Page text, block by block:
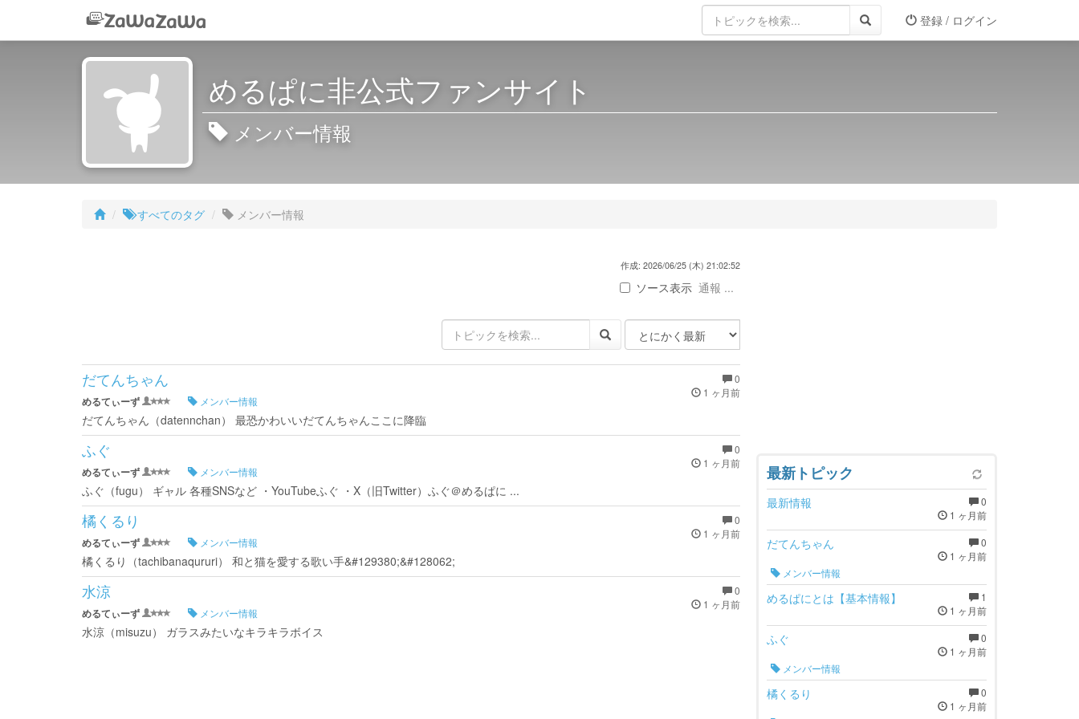
登録 / ログイン
めるぱに非公式ファンサイト
メンバー情報
すべてのタグ メンバー情報
作成: 2026/06/25 (木) 21:02:52
ソース表示 通報 ...
0
1 ヶ月前
だてんちゃん
めるてぃーず メンバー情報
だてんちゃん（datennchan） 最恐かわいいだてんちゃんここに降臨
0
1 ヶ月前
ふぐ
めるてぃーず メンバー情報
ふぐ（fugu） ギャル 各種SNSなど ・YouTubeふぐ ・X（旧Twitter）ふぐ＠めるぱに ...
0
1 ヶ月前
橘くるり
めるてぃーず メンバー情報
橘くるり（tachibanaqururi） 和と猫を愛する歌い手&#129380;&#128062;
0
1 ヶ月前
水涼
めるてぃーず メンバー情報
水涼（misuzu） ガラスみたいなキラキラボイス
最新トピック
0
1 ヶ月前
最新情報
0
1 ヶ月前
だてんちゃん
メンバー情報
1
1 ヶ月前
めるぱにとは【基本情報】
0
1 ヶ月前
ふぐ
メンバー情報
0
1 ヶ月前
橘くるり